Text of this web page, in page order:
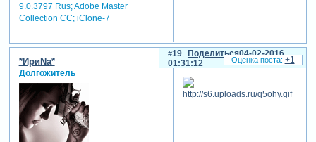
9.0.3797 Rus; Adobe Master
Collection СС; iClone-7
Поделиться
19
04-02-2016
01:31:12
*ИриNа*
Долгожитель
+1